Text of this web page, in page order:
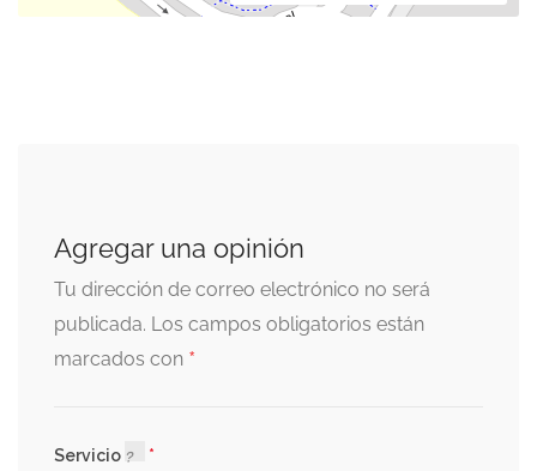
Agregar una opinión
Tu dirección de correo electrónico no será
publicada. Los campos obligatorios están
marcados con *
Servicio